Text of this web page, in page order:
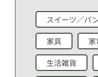
スイーツ／パ
家具 家
生活雑貨